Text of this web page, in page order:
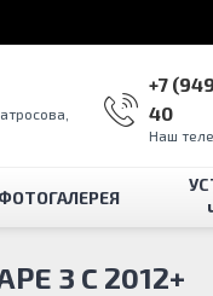
+7
40
Наш
ФОТОГАЛЕРЕЯ
3 С 2012+